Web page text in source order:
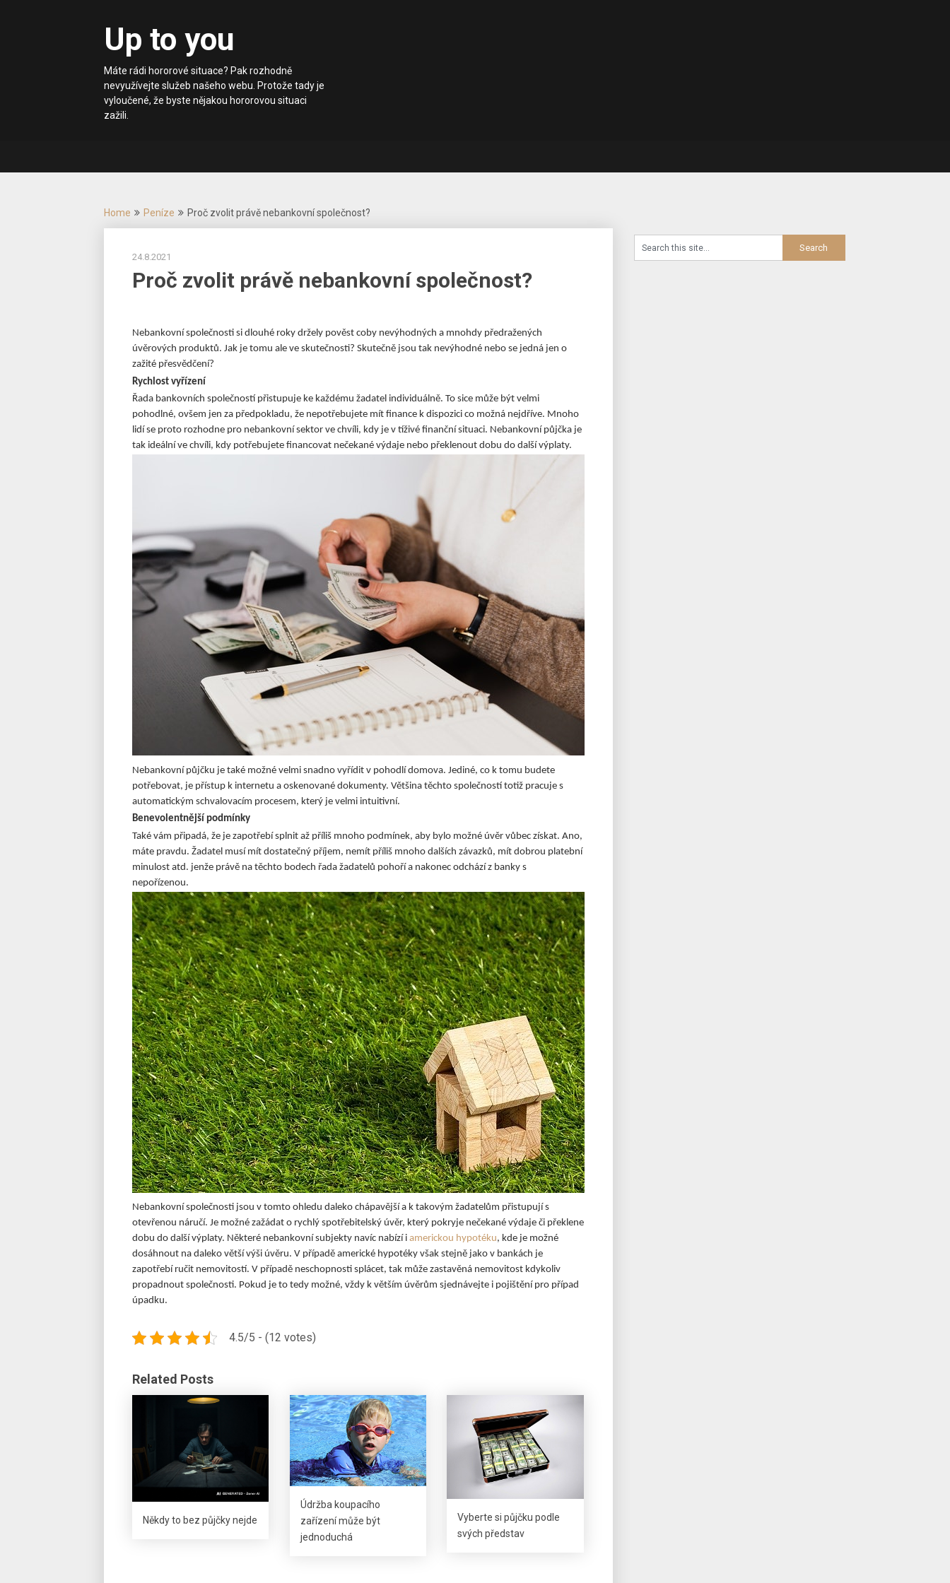
Up to you
Máte rádi hororové situace? Pak rozhodně
nevyužívejte služeb našeho webu. Protože tady je
vyloučené, že byste nějakou hororovou situaci
zažili.
Home Peníze Proč zvolit právě nebankovní společnost?
24.8.2021
Proč zvolit právě nebankovní společnost?
Nebankovní společnosti si dlouhé roky držely pověst coby nevýhodných a mnohdy předražených
úvěrových produktů. Jak je tomu ale ve skutečnosti? Skutečně jsou tak nevýhodné nebo se jedná jen o
zažité přesvědčení?
Rychlost vyřízení
Řada bankovních společností přistupuje ke každému žadatel individuálně. To sice může být velmi
pohodlné, ovšem jen za předpokladu, že nepotřebujete mít finance k dispozici co možná nejdříve. Mnoho
lidí se proto rozhodne pro nebankovní sektor ve chvíli, kdy je v tíživé finanční situaci. Nebankovní půjčka je
tak ideální ve chvíli, kdy potřebujete financovat nečekané výdaje nebo překlenout dobu do další výplaty.
Nebankovní půjčku je také možné velmi snadno vyřídit v pohodlí domova. Jediné, co k tomu budete
potřebovat, je přístup k internetu a oskenované dokumenty. Většina těchto společností totiž pracuje s
automatickým schvalovacím procesem, který je velmi intuitivní.
Benevolentnější podmínky
Také vám připadá, že je zapotřebí splnit až příliš mnoho podmínek, aby bylo možné úvěr vůbec získat. Ano,
máte pravdu. Žadatel musí mít dostatečný příjem, nemít příliš mnoho dalších závazků, mít dobrou platební
minulost atd. jenže právě na těchto bodech řada žadatelů pohoří a nakonec odchází z banky s
nepořízenou.
Nebankovní společnosti jsou v tomto ohledu daleko chápavější a k takovým žadatelům přistupují s
otevřenou náručí. Je možné zažádat o rychlý spotřebitelský úvěr, který pokryje nečekané výdaje či překlene
dobu do další výplaty. Některé nebankovní subjekty navíc nabízí i americkou hypotéku, kde je možné
dosáhnout na daleko větší výši úvěru. V případě americké hypotéky však stejně jako v bankách je
zapotřebí ručit nemovitostí. V případě neschopnosti splácet, tak může zastavěná nemovitost kdykoliv
propadnout společnosti. Pokud je to tedy možné, vždy k větším úvěrům sjednávejte i pojištění pro případ
úpadku.
4.5/5 - (12 votes)
Related Posts
Někdy to bez půjčky nejde
Údržba koupacího
zařízení může být
jednoduchá
Vyberte si půjčku podle
svých představ